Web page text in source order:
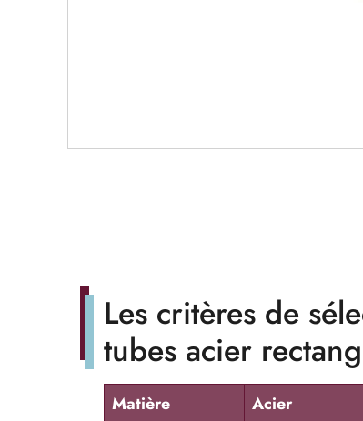
Les critères de
tubes acier
Matière Acier